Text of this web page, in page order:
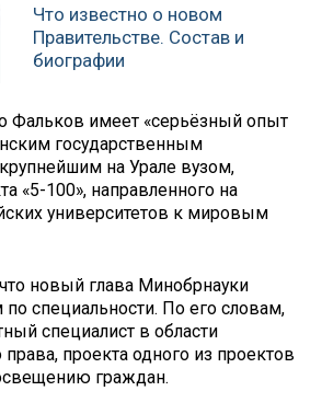
Что известно о новом
Правительстве. Состав и
биографии
Фальков имеет «серьёзный опыт
государственным
на Урале вузом,
«5-100», направленного на
университетов к мировым
новый глава Минобрнауки
специальности. По его словам,
специалист в области
права, проекта одного из проектов
граждан.